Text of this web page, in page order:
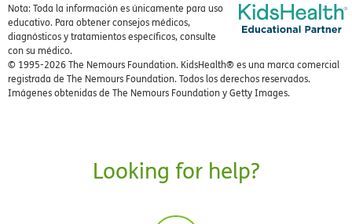
Nota: Toda la información es únicamente para uso
educativo. Para obtener consejos médicos,
diagnósticos y tratamientos específicos, consulte
con su médico.
© 1995-2026 The Nemours Foundation. KidsHealth® es una marca comercial
registrada de The Nemours Foundation. Todos los derechos reservados.
Imágenes obtenidas de The Nemours Foundation y Getty Images.
Looking for help?